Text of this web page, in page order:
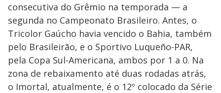
consecutiva do Grêmio na temporada — a
segunda no Campeonato Brasileiro. Antes, o
Tricolor Gaúcho havia vencido o Bahia, também
pelo Brasileirão, e o Sportivo Luqueño-PAR,
pela Copa Sul-Americana, ambos por 1 a 0. Na
zona de rebaixamento até duas rodadas atrás,
o Imortal, atualmente, é o 12º colocado da Série